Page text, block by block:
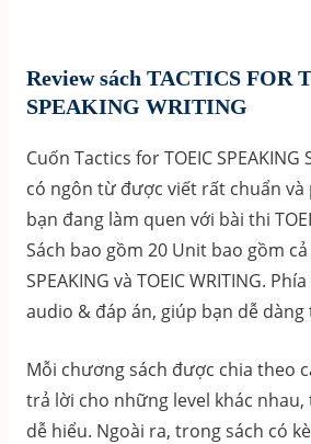
Review sách TACTICS FOR
SPEAKING WRITING
Cuốn Tactics for TOEIC SPEAKING
có ngôn từ được viết rất chuẩn và
bạn đang làm quen với bài thi
Sách bao gồm 20 Unit bao gồm cả
SPEAKING và TOEIC WRITING.
audio & đáp án, giúp bạn dễ
Mỗi chương sách được chia theo
trả lời cho những level khác
dễ hiểu. Ngoài ra, trong sách có